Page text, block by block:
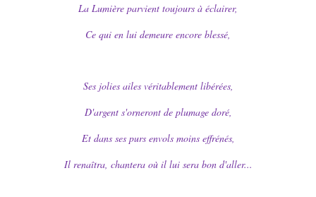
La Lumière parvient toujours à éclairer,
Ce qui en lui demeure encore blessé,
Ses jolies ailes véritablement libérées,
D'argent s'orneront de plumage doré,
Et dans ses purs envols moins effrénés,
Il renaîtra, chantera où il lui sera bon d'aller...